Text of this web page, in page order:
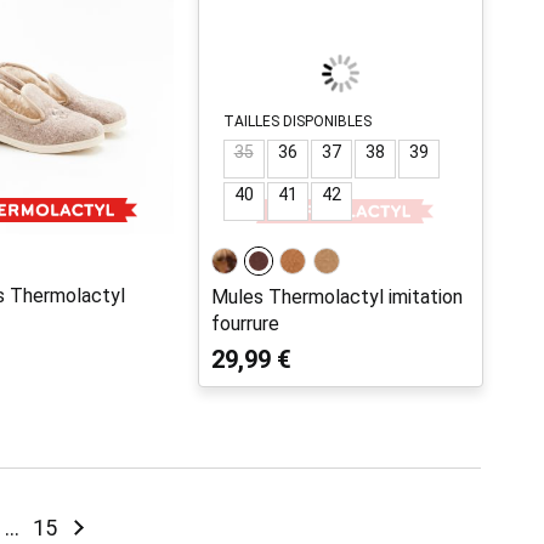
Thermolactyl
TAILLES DISPONIBLES
35 36 37 38 39
40 41 42
Mules Thermolactyl imitation
fourrure
29,99 €
page
... Page
15 Page
Suivant